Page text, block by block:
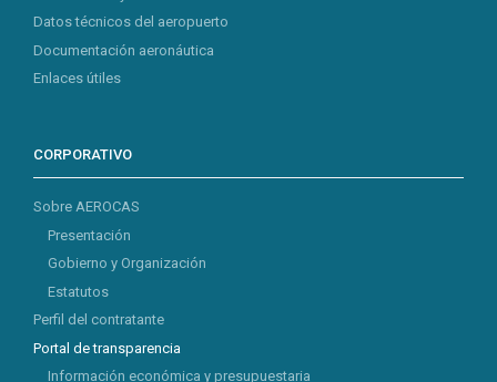
Datos técnicos del aeropuerto
Documentación aeronáutica
Enlaces útiles
CORPORATIVO
Sobre AEROCAS
Presentación
Gobierno y Organización
Estatutos
Perfil del contratante
Portal de transparencia
Información económica y presupuestaria